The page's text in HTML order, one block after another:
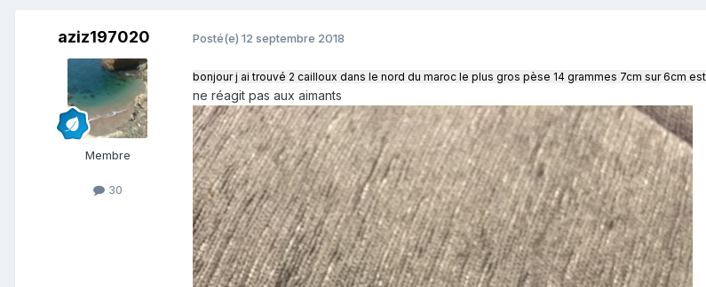
aziz197020
Membre
30
Posté(e) 12 septembre 2018
bonjour j ai trouvé 2 cailloux dans le nord du maroc le plus gros pèse 14 grammes 7cm sur 6cm
ne réagit pas aux aimants